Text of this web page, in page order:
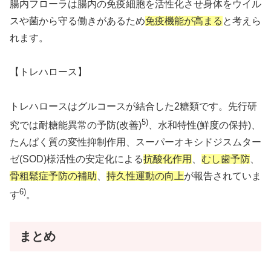
腸内フローラは腸内の免疫細胞を活性化させ身体をウイル
スや菌から守る働きがあるため免疫機能が高まる と考えら
れます。
【トレハロース】
トレハロースはグルコースが結合した2糖類です。先行研
究では耐糖能異常の予防(改善)5)、水和特性(鮮度の保持)、
たんぱく質の変性抑制作用、スーパーオキシドジスムター
ゼ(SOD)様活性の安定化による抗酸化作用 、 むし歯予防、
骨粗鬆症予防の補助、 持久性運動の向上が報告されていま
す6)。
まとめ